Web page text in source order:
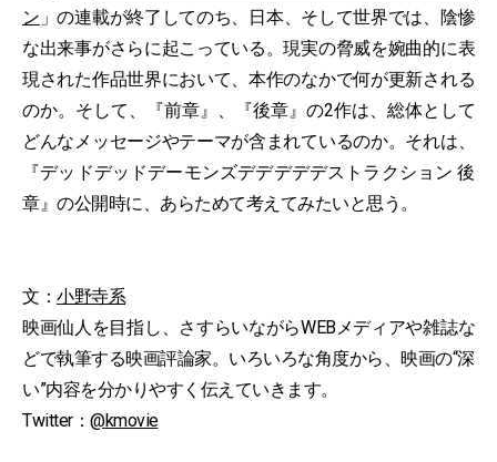
ン 」の連載が終了してのち、日本、そして世界では、陰惨
な出来事がさらに起こっている。現実の脅威を婉曲的に表
現された作品世界において、本作のなかで何が更新される
のか。そして、『前章』、『後章』の2作は、総体として
どんなメッセージやテーマが含まれているのか。それは、
『デッドデッドデーモンズデデデデデストラクション 後
章』の公開時に、あらためて考えてみたいと思う。
文： 小野寺系
映画仙人を目指し、さすらいながらWEBメディアや雑誌な
どで執筆する映画評論家。いろいろな角度から、映画の“深
い”内容を分かりやすく伝えていきます。
Twitter： @kmovie